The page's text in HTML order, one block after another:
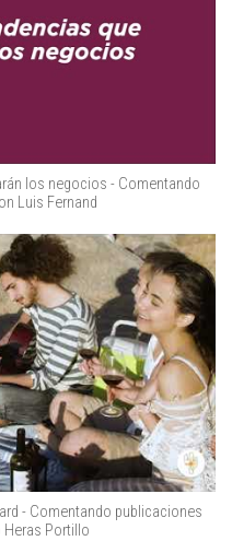
los negocios - Comentando
Luis Fernand
- Comentando publicaciones
Heras Portillo